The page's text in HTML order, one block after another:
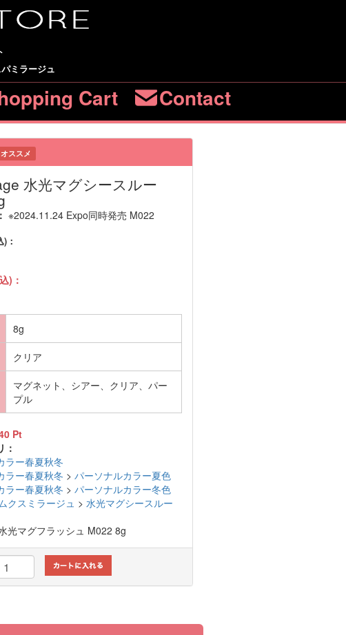
ミラージュ
Cart Contact
オススメ
水光マグシースルー
※2024.11.24 Expo同時発売 M022
：
)：
8g
クリア
マグネット、シアー、クリア、パー
プル
Pt
：
ラー春夏秋冬
ラー春夏秋冬 > パーソナルカラー夏色
ラー春夏秋冬 > パーソナルカラー冬色
クスミラージュ > 水光マグシースルー
光マグフラッシュ M022 8g